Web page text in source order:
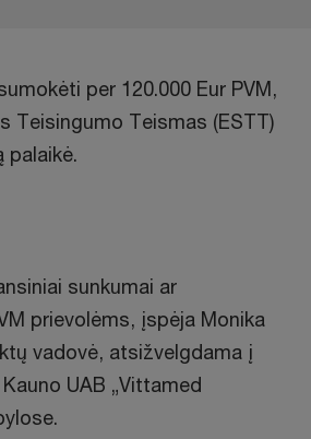
per 120.000 Eur PVM,
Teisingumo Teismas (ESTT)
palaikė.
sunkumai ar
prievolėms, įspėja Monika
vadovė, atsižvelgdama į
UAB „Vittamed